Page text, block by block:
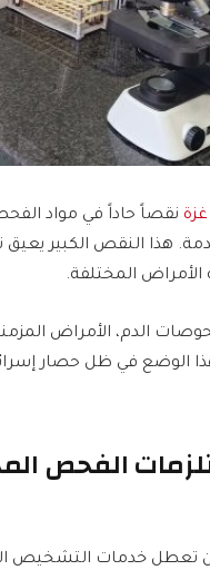
غزة
هذا النقص الكبير
المختلفة.
الدم، الأمراض
هذا الوضع في ظل حصار
الفحص
تعطل خدمات التشخيص